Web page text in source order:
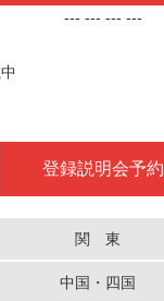
--- --- --- ---
登録説明会予約
関 東
中国・四国